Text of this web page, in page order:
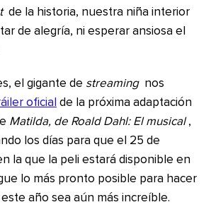
de la historia, nuestra niña interior
de alegría, ni esperar ansiosa el
el gigante de streaming nos
oficial de la próxima adaptación
Matilda, de Roald Dahl: El musical ,
los días para que el 25 de
la que la peli estará disponible en
lo más pronto posible para hacer
año sea aún más increíble.